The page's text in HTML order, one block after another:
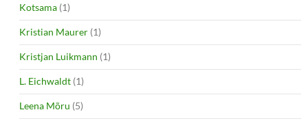
Kotsama (1)
Kristian Maurer (1)
Kristjan Luikmann (1)
L. Eichwaldt (1)
Leena Mõru (5)